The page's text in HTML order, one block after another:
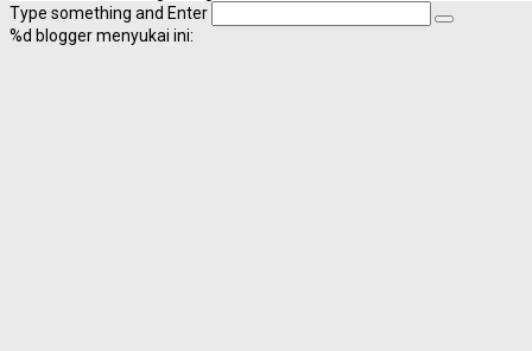
Type something and Enter
%d blogger menyukai ini: